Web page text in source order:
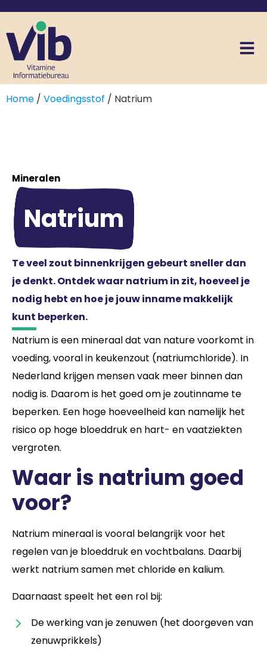
Home / Voedingsstof / Natrium
Mineralen
Natrium
Te veel zout binnenkrijgen gebeurt sneller dan
je denkt. Ontdek waar natrium in zit, hoeveel je
nodig hebt en hoe je jouw inname makkelijk
kunt beperken.
Natrium is een mineraal dat van nature voorkomt in
voeding, vooral in keukenzout (natriumchloride). In
Nederland krijgen mensen vaak meer binnen dan
nodig is. Daarom is het goed om je zoutinname te
beperken. Een hoge hoeveelheid kan namelijk het
risico op hoge bloeddruk en hart- en vaatziekten
vergroten.
Waar is natrium goed
voor?
Natrium mineraal is vooral belangrijk voor het
regelen van je bloeddruk en vochtbalans. Daarbij
werkt natrium samen met chloride en kalium.
Daarnaast speelt het een rol bij:
De werking van je zenuwen (het doorgeven van
zenuwprikkels)